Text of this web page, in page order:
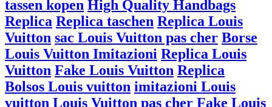
tassen kopen High Quality Handbags
Replica Replica taschen Replica Louis
Vuitton sac Louis Vuitton pas cher Borse
Louis Vuitton Imitazioni Replica Louis
Vuitton Fake Louis Vuitton Replica
Bolsos Louis vuitton imitazioni Louis
vuitton Louis Vuitton pas cher Fake Louis